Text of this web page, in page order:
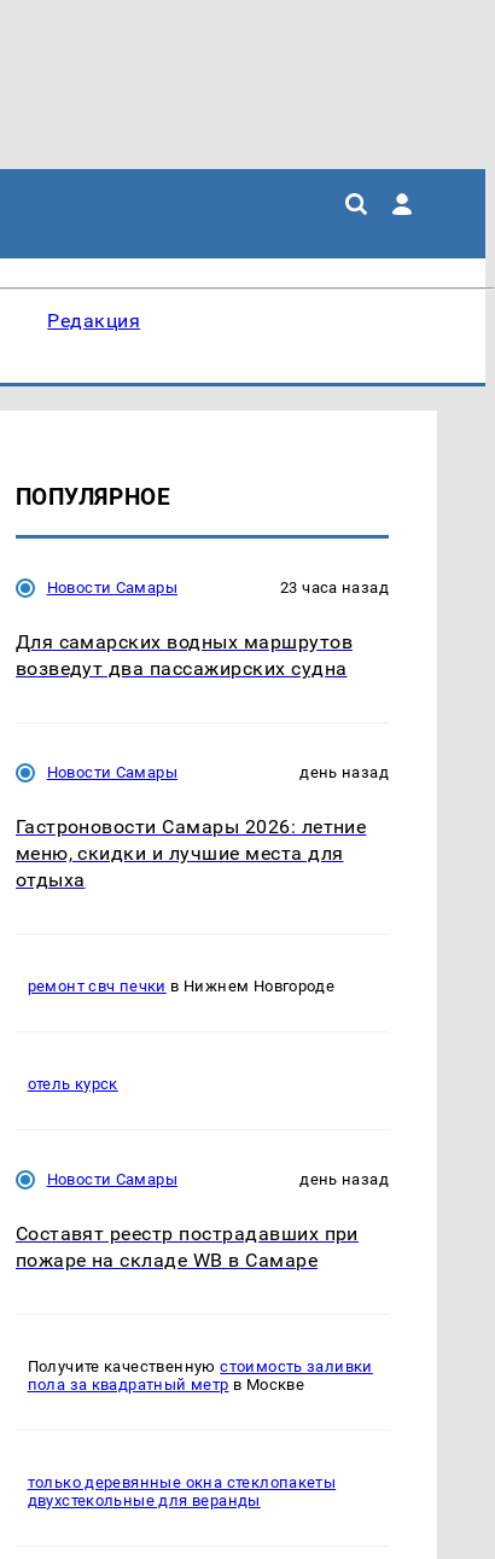
Редакция
ПОПУЛЯРНОЕ
Новости Самары 23 часа назад
Для самарских водных маршрутов
возведут два пассажирских судна
Новости Самары день назад
Гастроновости Самары 2026: летние
меню, скидки и лучшие места для
отдыха
ремонт свч печки в Нижнем Новгороде
отель курск
Новости Самары день назад
Составят реестр пострадавших при
пожаре на складе WB в Самаре
Получите качественнуюстоимость заливки
пола за квадратный метр в Москве
только деревянные окна стеклопакеты
двухстекольные для веранды